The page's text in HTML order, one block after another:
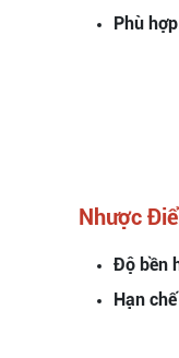
Phù
Nhược
Độ bền
Hạn